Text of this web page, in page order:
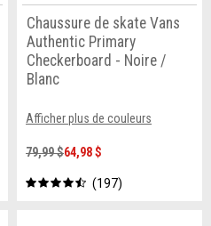
Chaussure de skate Vans
Authentic Primary
Checkerboard - Noire /
Blanc
Afficher plus de couleurs
79,99 $64,98 $
197